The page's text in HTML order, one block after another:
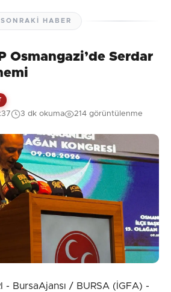
SONRAKI HABER
Osmangazi’de Serdar
3 dk okuma 214 görüntülenme
- BursaAjansı / BURSA (İGFA) -